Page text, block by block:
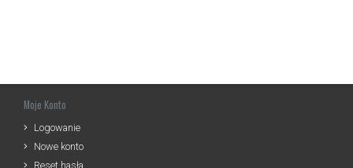
Moje Konto
Logowanie
Nowe konto
Reset hasła